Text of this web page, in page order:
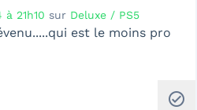
21h10 sur Deluxe / PS5
est le moins pro
check_circle